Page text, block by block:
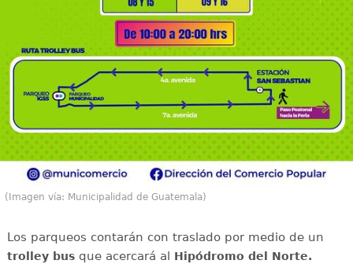
(Imagen vía: Municipalidad de Guatemala)
Los parqueos contarán con traslado por medio de un
trolley busque acercará al Hipódromo del Norte.